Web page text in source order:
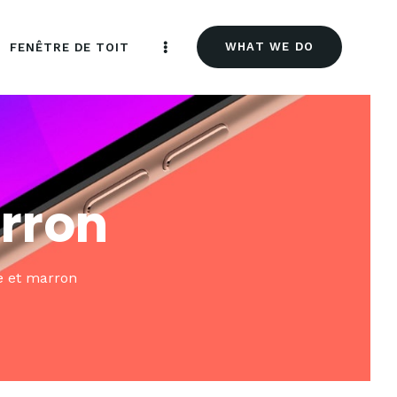
FENÊTRE DE TOIT WHAT WE DO
et marron